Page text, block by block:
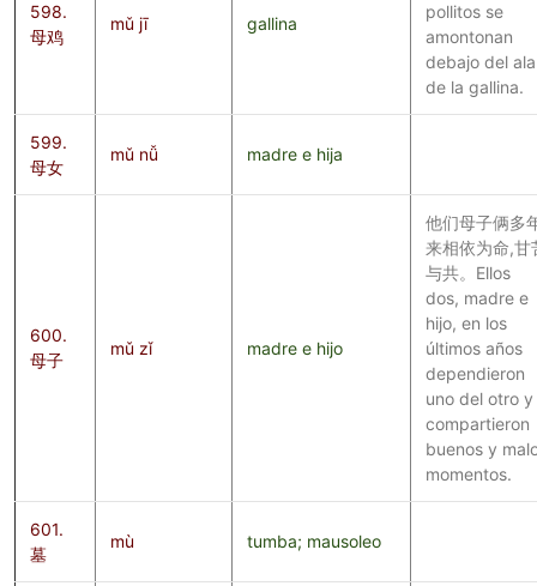
598.
母鸡
mǔ jī gallina
pollitos se
amontonan
debajo del ala
de la gallina.
599.
母女
mǔ nǚ madre e hija
600.
母子
mǔ zǐ madre e hijo
他们母子俩多
来相依为命,甘
与共。Ellos
dos, madre e
hijo, en los
últimos años
dependieron
uno del otro y
compartieron
buenos y
momentos.
601.
墓
mù tumba; mausoleo